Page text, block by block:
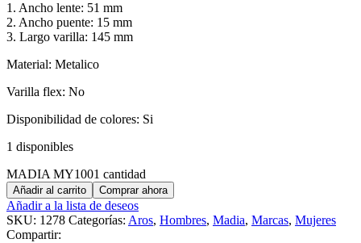
1. Ancho lente: 51 mm
2. Ancho puente: 15 mm
3. Largo varilla: 145 mm
Material: Metalico
Varilla flex: No
Disponibilidad de colores: Si
1 disponibles
MADIA MY1001 cantidad
Añadir al carrito Comprar ahora
Añadir a la lista de deseos
SKU: 1278 Categorías: Aros, Hombres, Madia, Marcas, Mujeres
Compartir: